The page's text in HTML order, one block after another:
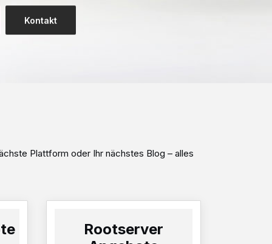
CHF 4.90 monatl.
Unlimitiert Email
Plattform oder Ihr nächstes Blog – alles
Rootserver